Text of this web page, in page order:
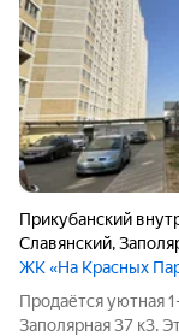
Прикубанский
Славянский,
ЖК «На Красных
Продаётся уютная
Заполярная 37 к3.